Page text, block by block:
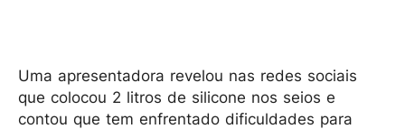
Uma apresentadora revelou nas redes sociais
que colocou 2 litros de silicone nos seios e
contou que tem enfrentado dificuldades para